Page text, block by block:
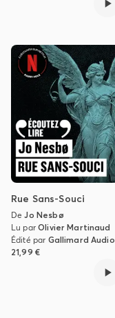
Rue Sans-Souci
DeJo Nesbø
Lu parOlivier Martinaud
Édité par Gallimard Audio
21,99 €